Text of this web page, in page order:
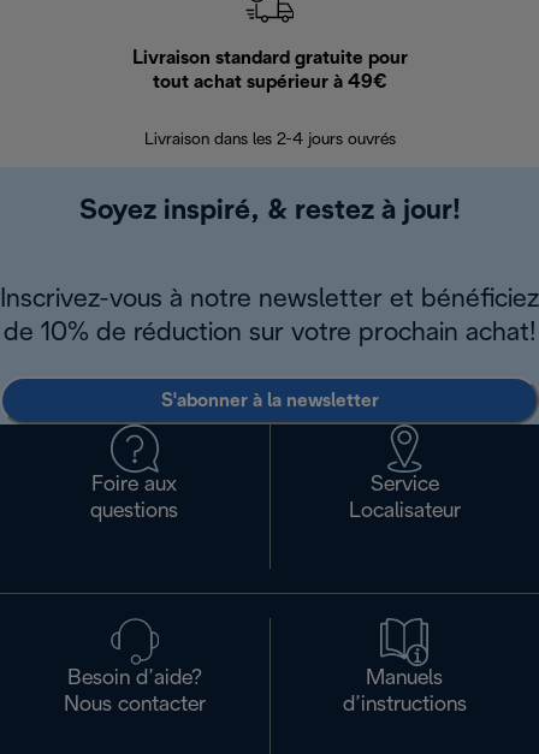
Livraison standard gratuite pour
tout achat supérieur à 49€
Livraison dans les 2-4 jours ouvrés
Soyez inspiré, & restez à jour!
Inscrivez-vous à notre newsletter et bénéficiez
de 10% de réduction sur votre prochain achat!
S'abonner à la newsletter
Foire aux
questions
Service
Localisateur
Besoin d’aide?
Nous contacter
Manuels
d’instructions